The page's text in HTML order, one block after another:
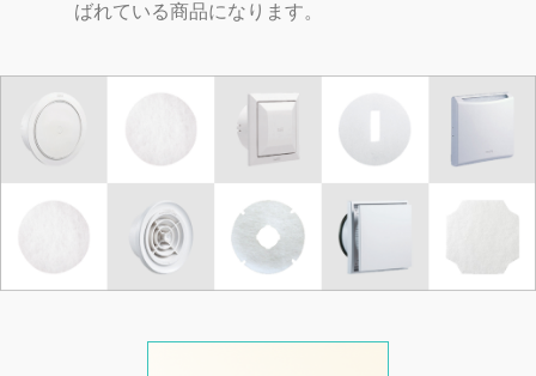
ばれている商品になります。